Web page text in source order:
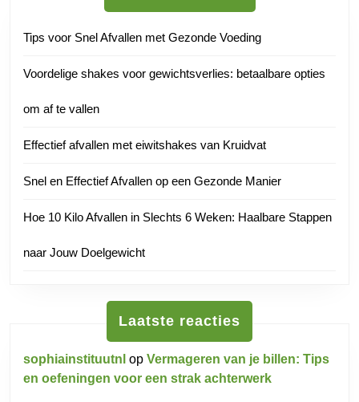
Tips voor Snel Afvallen met Gezonde Voeding
Voordelige shakes voor gewichtsverlies: betaalbare opties
om af te vallen
Effectief afvallen met eiwitshakes van Kruidvat
Snel en Effectief Afvallen op een Gezonde Manier
Hoe 10 Kilo Afvallen in Slechts 6 Weken: Haalbare Stappen
naar Jouw Doelgewicht
Laatste reacties
sophiainstituutnl op Vermageren van je billen: Tips
en oefeningen voor een strak achterwerk